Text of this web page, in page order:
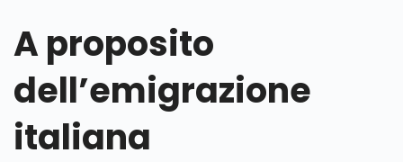
A proposito
dell’emigrazione
italiana